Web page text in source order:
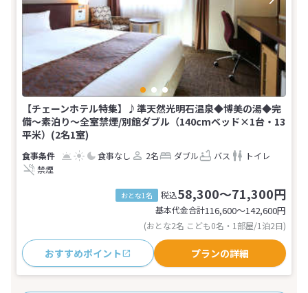
【チェーンホテル特集】♪準天然光明石温泉◆博美の湯◆完
備〜素泊り〜全室禁煙/別館ダブル（140cmベッド×1台・13
平米）(2名1室)
食事なし 2名 ダブル バス
トイレ
禁煙
おとな1名 税込58,300～71,300円
基本代金合計116,600〜142,600円
(おとな2名 こども0名・1部屋/1泊2日)
おすすめポイント プランの詳細